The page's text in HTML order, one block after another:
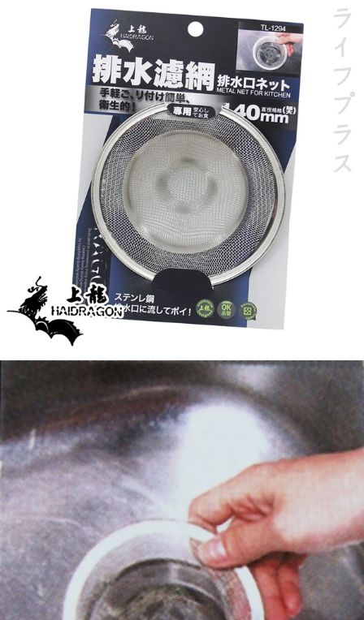
https://netprotections.freshdesk.com/support/home
１．透過由恩沛科技股份有限公司提供之「AFTEE先享後付」服務完成之交
易，需依本服務之必要範圍內提供個人資料，並將交易相關給付款項請求債
權轉讓予恩沛科技股份有限公司。
２．關於個人資料處理事宜，請瀏覽以下網址：
https://aftee.tw/terms/#terms3
３．未成年的使用者請事先徵得法定代理人或監護人之同意方可使用
「AFTEE先享後付」，若未經同意申辦者引起之損失，本公司不負相關責
４．使用「AFTEE先享後付」時，將依據個別帳號之用戶狀況，依本公司即
時審查核予不同之上限額度；若仍有額度不足之情形，本公司將視審查結果
請求用戶進行身份認證。
５．嚴禁一人註冊多個帳號或使用他人資訊註冊。若發現惡意使用之情形，
恩沛科技股份有限公司將有權停止該用戶之使用額度並採取法律行動。
7-11離島取貨付款
每筆NT$100，滿NT$1,000(含以上)免運費
本島宅配1~2天後到
每筆NT$80，滿NT$490(含以上)免運費
每筆NT$150，滿NT$3,000(含以上)免運費
每筆NT$150，滿NT$3,000(含以上)免運費